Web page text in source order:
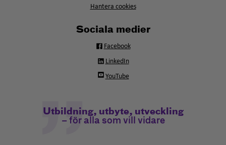
Hantera cookies
Sociala medier
Facebook
LinkedIn
YouTube
Utbildning, utbyte, utveckling
– för alla som vill vidare